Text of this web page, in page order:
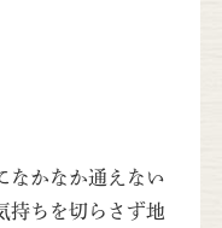
なかなか通えない
持ちを切らさず地